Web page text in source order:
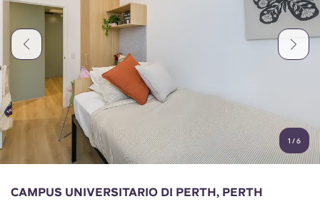
Altro
Account Lingua
English (GB)
Seleziona un paese
Prenota ora
Chinese
Italian
Portuguese
1 /6
CAMPUS UNIVERSITARIO DI PERTH, PERTH